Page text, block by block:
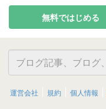
無料ではじめる
運営会社 規約 個人情報